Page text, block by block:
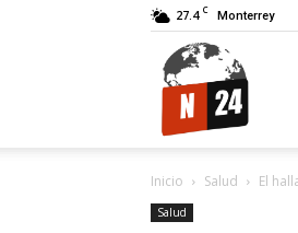
27.4 C Monterrey
Inicio Salud El
Salud